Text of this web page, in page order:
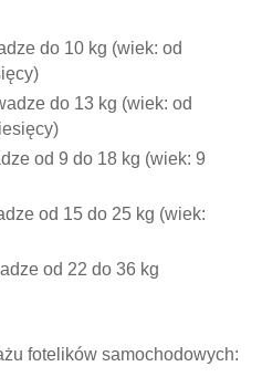
do 10 kg (wiek: od
do 13 kg (wiek: od
od 9 do 18 kg (wiek: 9
od 15 do 25 kg (wiek:
od 22 do 36 kg
fotelików samochodowych: